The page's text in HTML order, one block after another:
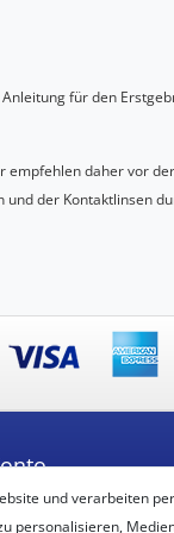
für den
empfehlen daher vor
der Kontaktlinsen
und verarbeiten
personalisieren,